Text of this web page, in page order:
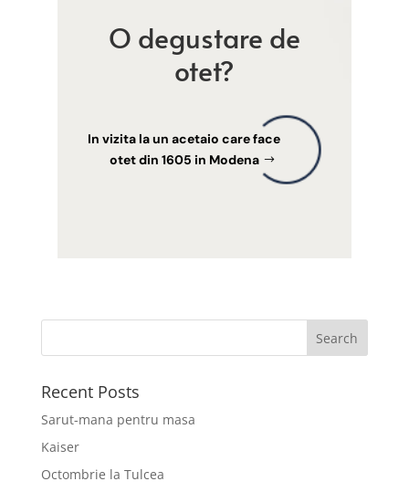
O degustare de
otet?
In vizita la un acetaio care face
otet din 1605 in Modena
Recent Posts
Sarut-mana pentru masa
Kaiser
Octombrie la Tulcea